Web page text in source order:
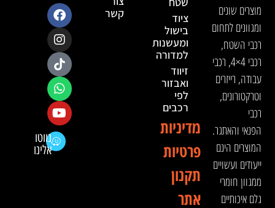
מוצרים שונים
ומגוונים לתחום
רכבי השטח,
רכבי 4×4, רכבי
עבודה, רייזרים
וטרקטורונים,
רכבי
הפנאי והאתגר.
המוצרים הינם
ייעודים ועשויים
ממגוון חומרי
גלם איכותיים
ציוד
בישול
ומעשנות
למדורה
זיווד
ואבזור
לפי
רכבים
מדיניות
פרטיות
תקנון
אתר
קשר
נווטו
אלינו